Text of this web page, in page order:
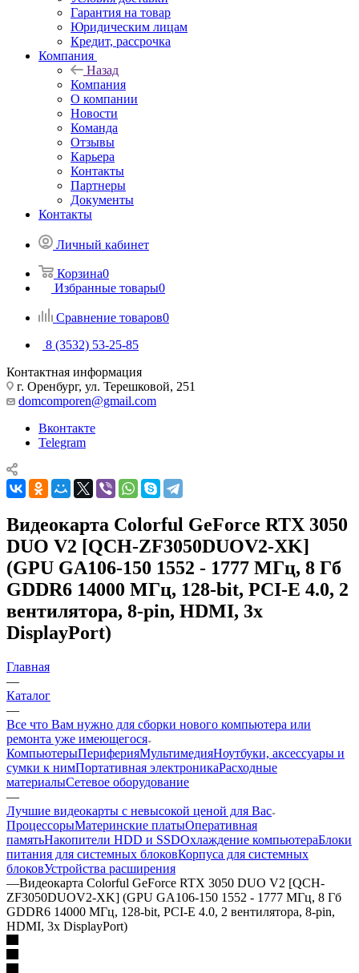
Гарантия на товар
Юридическим лицам
Кредит, рассрочка
Компания
Назад
Компания
О компании
Новости
Команда
Отзывы
Карьера
Контакты
Партнеры
Документы
Контакты
Личный кабинет
Корзина0
Избранные товары0
Сравнение товаров0
8 (3532) 53-25-85
Контактная информация
г. Оренбург, ул. Терешковой, 251
domcomporen@gmail.com
Вконтакте
Telegram
Видеокарта Colorful GeForce RTX 3050
DUO V2 [QCH-ZF3050DUOV2-XK]
(GPU GA106-150 1552 - 1777 МГц, 8 Гб
GDDR6 14000 МГц, 128-bit, PCI-E 4.0, 2
вентилятора, 8-pin, HDMI, 3x
DisplayPort)
Главная
—
Каталог
—
Все что Вам нужно для сборки нового компьютера или
ремонта уже имеющегося
КомпьютерыПериферияМультимедияНоутбуки, аксессуары и
сумки к нимПортативная электроникаРасходные
материалыСетевое оборудование
—
Лучшие видеокарты с невысокой ценой для Вас
ПроцессорыМатеринские платыОперативная
памятьНакопители HDD и SSDОхлаждение компьютераБлоки
питания для системных блоковКорпуса для системных
блоковУстройства расширения
—Видеокарта Colorful GeForce RTX 3050 DUO V2 [QCH-
ZF3050DUOV2-XK] (GPU GA106-150 1552 - 1777 МГц, 8 Гб
GDDR6 14000 МГц, 128-bit, PCI-E 4.0, 2 вентилятора, 8-pin,
HDMI, 3x DisplayPort)